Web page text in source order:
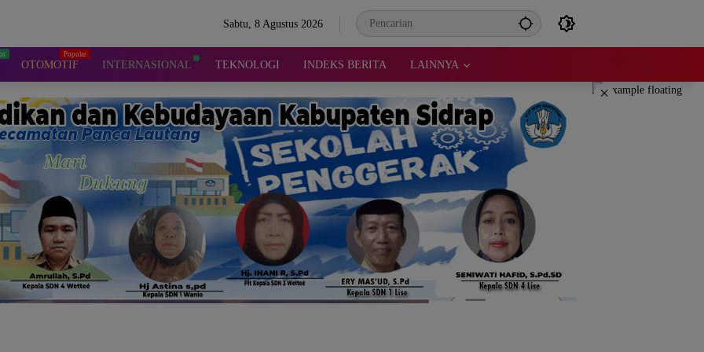
Sabtu, 8 Agustus 2026
OTOMOTIF INTERNASIONAL TEKNOLOGI INDEKS BERITA LAINNYA
×